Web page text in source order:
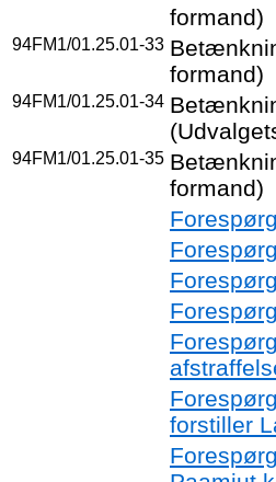
formand)
94FM1/01.25.01-33
formand)
94FM1/01.25.01-34
94FM1/01.25.01-35
formand)
forstiller